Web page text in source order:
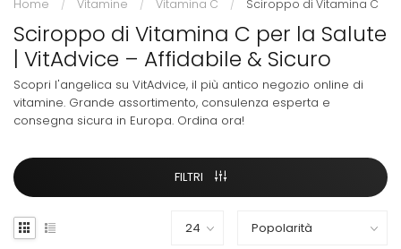
Home / Vitamine / Vitamina C / Sciroppo di Vitamina C
Sciroppo di Vitamina C per la Salute
| VitAdvice – Affidabile & Sicuro
Scopri l'angelica su VitAdvice, il più antico negozio online di
vitamine. Grande assortimento, consulenza esperta e
consegna sicura in Europa. Ordina ora!
FILTRI